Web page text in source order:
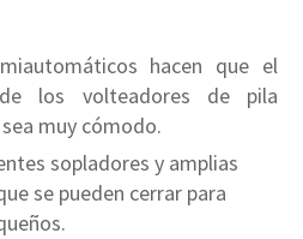
hacen que el
los volteadores de pila
muy cómodo.
sopladores y amplias
se pueden cerrar para